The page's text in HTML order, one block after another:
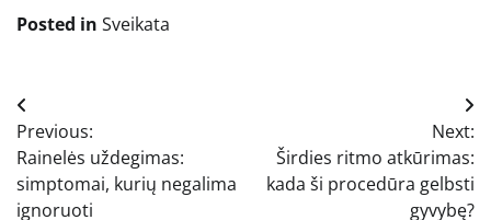
Posted in Sveikata
Navigacija
tarp
įrašų
Previous:
Rainelės uždegimas:
simptomai, kurių negalima
ignoruoti
Next:
Širdies ritmo atkūrimas:
kada ši procedūra gelbsti
gyvybę?